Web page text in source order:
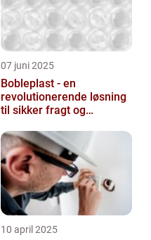
07 juni 2025
Bobleplast - en
revolutionerende løsning
til sikker fragt og
10 april 2025